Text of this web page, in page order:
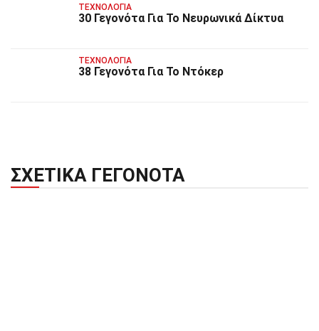
ΤΕΧΝΟΛΟΓΊΑ
30 Γεγονότα Για Το Νευρωνικά Δίκτυα
ΤΕΧΝΟΛΟΓΊΑ
38 Γεγονότα Για Το Ντόκερ
ΣΧΕΤΙΚΆ ΓΕΓΟΝΌΤΑ